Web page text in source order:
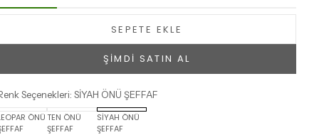
SEPETE EKLE
ŞİMDİ SATIN AL
Seçenekleri: SİYAH ÖNÜ ŞEFFAF
ÖNÜTEN ÖNÜ
ŞEFFAF
SİYAH ÖNÜ
ŞEFFAF